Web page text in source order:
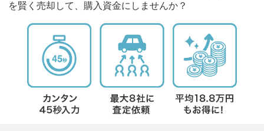
を賢く売却して、購入資金にしませんか？